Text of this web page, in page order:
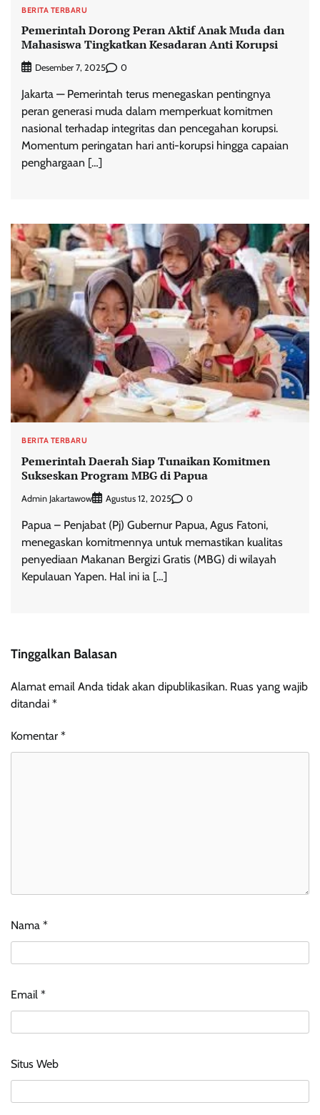
BERITA TERBARU
Pemerintah Dorong Peran Aktif Anak Muda dan
Mahasiswa Tingkatkan Kesadaran Anti Korupsi
Desember 7, 2025 0
Jakarta — Pemerintah terus menegaskan pentingnya
peran generasi muda dalam memperkuat komitmen
nasional terhadap integritas dan pencegahan korupsi.
Momentum peringatan hari anti-korupsi hingga capaian
penghargaan […]
BERITA TERBARU
Pemerintah Daerah Siap Tunaikan Komitmen
Sukseskan Program MBG di Papua
Admin Jakartawow Agustus 12, 2025 0
Papua – Penjabat (Pj) Gubernur Papua, Agus Fatoni,
menegaskan komitmennya untuk memastikan kualitas
penyediaan Makanan Bergizi Gratis (MBG) di wilayah
Kepulauan Yapen. Hal ini ia […]
Tinggalkan Balasan
Alamat email Anda tidak akan dipublikasikan. Ruas yang wajib
ditandai *
Komentar *
Nama *
Email *
Situs Web